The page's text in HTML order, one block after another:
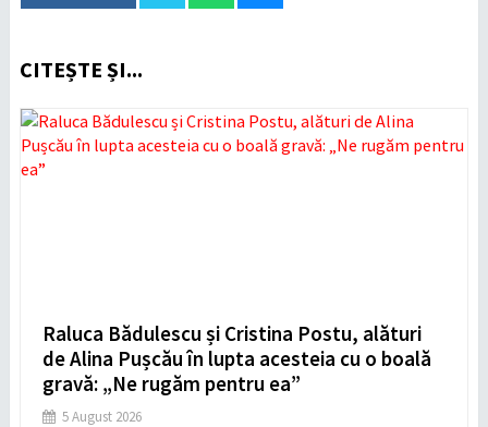
CITEȘTE ȘI...
Raluca Bădulescu și Cristina Postu, alături
de Alina Pușcău în lupta acesteia cu o boală
gravă: „Ne rugăm pentru ea”
5 August 2026